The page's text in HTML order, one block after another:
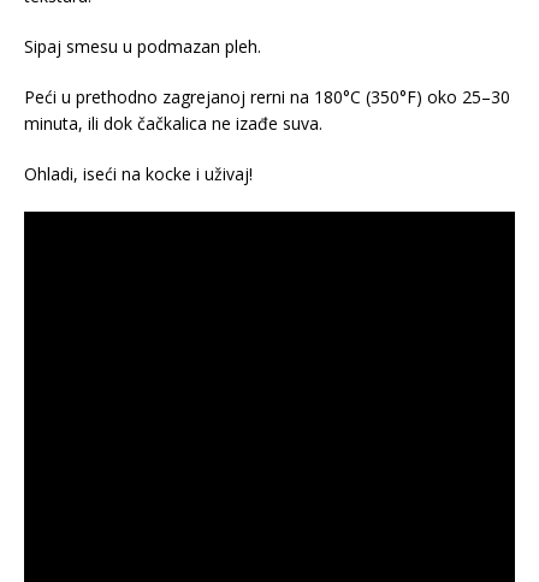
Sipaj smesu u podmazan pleh.
Peći u prethodno zagrejanoj rerni na 180°C (350°F) oko 25–30
minuta, ili dok čačkalica ne izađe suva.
Ohladi, iseći na kocke i uživaj!